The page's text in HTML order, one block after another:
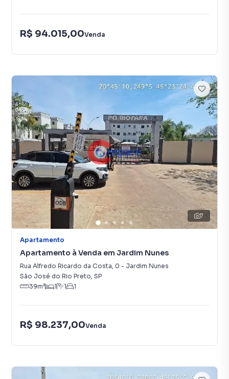
R$ 94.015,00Venda
7
Apartamento
Apartamento à Venda em Jardim Nunes
Rua Alfredo Ricardo da Costa, 0 - Jardim Nunes
São José do Rio Preto, SP
39m² 1 1 1
R$ 98.237,00Venda